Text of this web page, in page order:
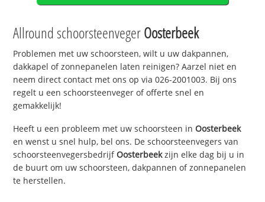
Allround schoorsteenvegerOosterbeek
Problemen met uw schoorsteen, wilt u uw dakpannen,
dakkapel of zonnepanelen laten reinigen? Aarzel niet en
neem direct contact met ons op via 026-2001003. Bij ons
regelt u een schoorsteenveger of offerte snel en
gemakkelijk!
Heeft u een probleem met uw schoorsteen inOosterbeek
en wenst u snel hulp, bel ons. De schoorsteenvegers van
schoorsteenvegersbedrijfOosterbeekzijn elke dag bij u in
de buurt om uw schoorsteen, dakpannen of zonnepanelen
te herstellen.